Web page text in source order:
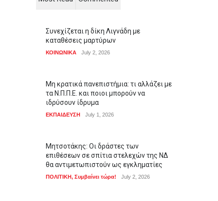
Συνεχίζεται η δίκη Λιγνάδη με
καταθέσεις μαρτύρων
ΚΟΙΝΩΝΙΚΑ July 2, 2026
Μη κρατικά πανεπιστήμια: τι αλλάζει με
τα Ν.Π.Π.Ε. και ποιοι μπορούν να
ιδρύσουν ίδρυμα
ΕΚΠΑΙΔΕΥΣΗ July 1, 2026
Μητσοτάκης: Οι δράστες των
επιθέσεων σε σπίτια στελεχών της ΝΔ
θα αντιμετωπιστούν ως εγκληματίες
ΠΟΛΙΤΙΚΗ, Συμβαίνει τώρα! July 2, 2026